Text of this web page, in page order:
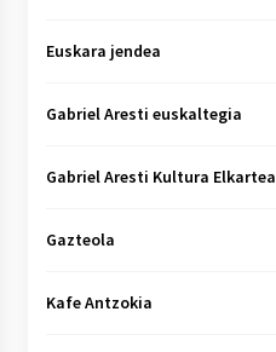
Euskara jendea
Gabriel Aresti euskaltegia
Gabriel Aresti Kultura Elkartea
Gazteola
Kafe Antzokia